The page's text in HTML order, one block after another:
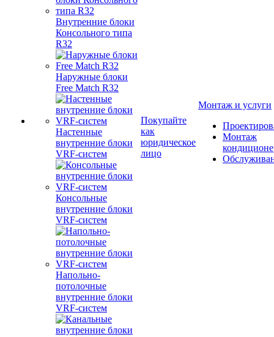
Внутренние блоки
Консольного типа
R32
Наружные блоки
Free Match R32
Настенные
внутренние блоки
VRF-систем
Консольные
внутренние блоки
VRF-систем
Напольно-
потолочные
внутренние блоки
VRF-систем
Покупайте
как
юридическое
лицо
Монтаж и услуги
Монтаж